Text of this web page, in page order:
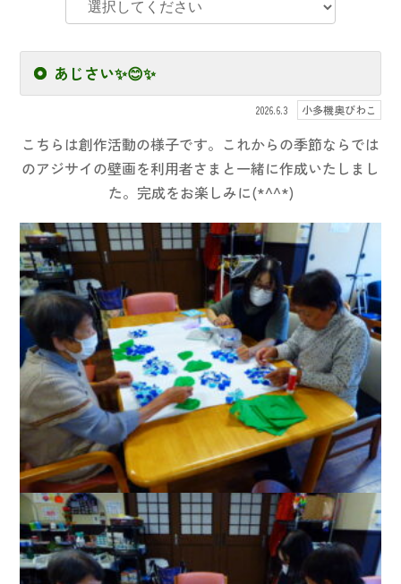
あじさい✨😊✨
2026.6.3 小多機奥びわこ
こちらは創作活動の様子です。これからの季節ならでは
のアジサイの壁画を利用者さまと一緒に作成いたしまし
た。完成をお楽しみに(*^^*)